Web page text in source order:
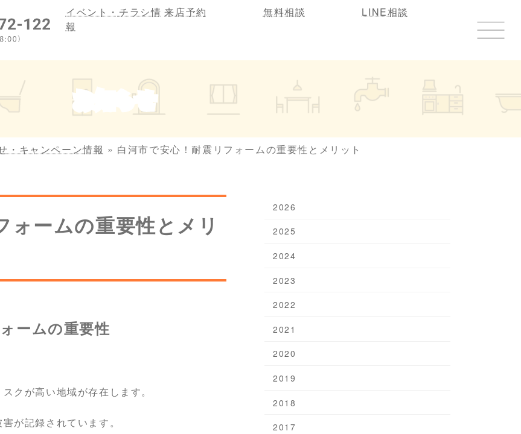
イベント・ チラシ情
報
来店予約 無料相談 LINE相談
お知らせ
・キャンペーン情報 » 白河市で安心！耐震リフォームの重要性とメリット
ォームの重要性とメリ
ームの重要性
クが高い地域が存在します。
が記録されています。
2026
2025
2024
2023
2022
2021
2020
2019
2018
2017